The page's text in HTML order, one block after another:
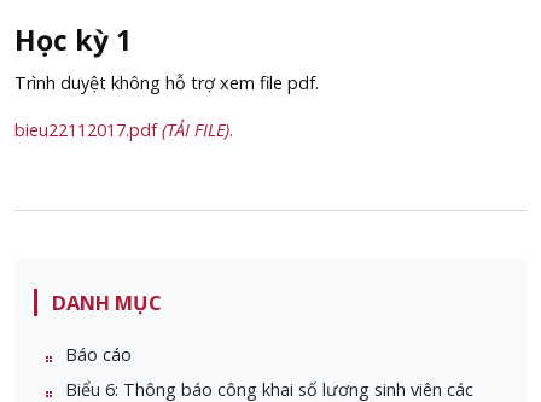
Học kỳ 1
Trình duyệt không hỗ trợ xem file pdf.
bieu22112017.pdf(TẢI FILE).
DANH MỤC
Báo cáo
Biểu 6: Thông báo công khai số lương sinh viên các